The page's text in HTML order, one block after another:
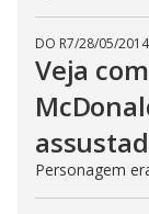
DO R7/28/05/2014
Veja
Personagem